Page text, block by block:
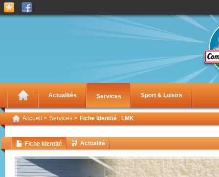
Actualités Services Sport & Loisirs
Accueil > Services > Fiche Identité : LMK
Fiche Identité Actualité